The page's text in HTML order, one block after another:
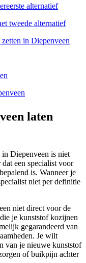
alternatief
tweede alternatief
in Diepenveen
laten
Diepenveen is niet
een specialist voor
is. Wanneer je
niet per definitie
niet direct voor de
je kunststof kozijnen
gegarandeerd van
Je wilt
van je nieuwe kunststof
of buikpijn achter